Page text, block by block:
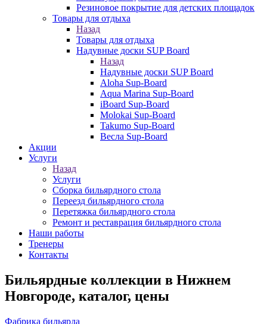
Резиновое покрытие для детских площадок
Товары для отдыха
Назад
Товары для отдыха
Надувные доски SUP Board
Назад
Надувные доски SUP Board
Aloha Sup-Board
Aqua Marina Sup-Board
iBoard Sup-Board
Molokai Sup-Board
Takumo Sup-Board
Весла Sup-Board
Акции
Услуги
Назад
Услуги
Сборка бильярдного стола
Переезд бильярдного стола
Перетяжка бильярдного стола
Ремонт и реставрация бильярдного стола
Наши работы
Тренеры
Контакты
Бильярдные коллекции в Нижнем
Новгороде, каталог, цены
Фабрика бильярда